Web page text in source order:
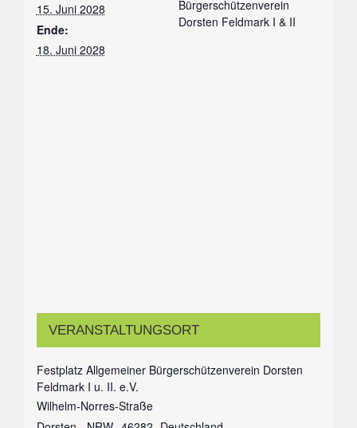
15. Juni 2028
Ende:
18. Juni 2028
Bürgerschützenverein
Dorsten Feldmark I & II
VERANSTALTUNGSORT
Festplatz Allgemeiner Bürgerschützenverein Dorsten
Feldmark I u. II. e.V.
Wilhelm-Norres-Straße